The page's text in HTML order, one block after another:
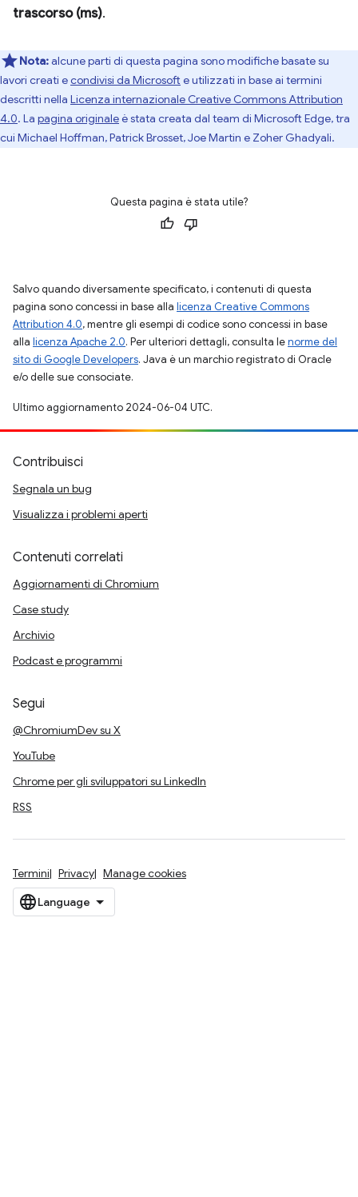
trascorso (ms).
Nota:alcune parti di questa pagina sono modifiche basate su
lavori creati econdivisi da Microsoft e utilizzati in base ai termini
descritti nella Licenza internazionale Creative Commons Attribution
4.0. La pagina originaleè stata creata dal team di Microsoft Edge, tra
cui Michael Hoffman, Patrick Brosset, Joe Martin e Zoher Ghadyali.
Questa pagina è stata utile?
Salvo quando diversamente specificato, i contenuti di questa
pagina sono concessi in base alla licenza Creative Commons
Attribution 4.0, mentre gli esempi di codice sono concessi in base
alla licenza Apache 2.0. Per ulteriori dettagli, consulta lenorme del
sito di Google Developers. Java è un marchio registrato di Oracle
e/o delle sue consociate.
Ultimo aggiornamento 2024-06-04 UTC.
Contribuisci
Segnala un bug
Visualizza i problemi aperti
Contenuti correlati
Aggiornamenti di Chromium
Case study
Archivio
Podcast e programmi
Segui
@ChromiumDev su X
YouTube
Chrome per gli sviluppatori su LinkedIn
RSS
Termini Privacy Manage cookies